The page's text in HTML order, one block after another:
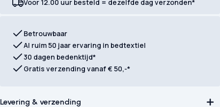
Voor 12.00 uur besteld = dezelfde dag verzonden*
Betrouwbaar
Al ruim 50 jaar ervaring in bedtextiel
30 dagen bedenktijd*
Gratis verzending vanaf € 50,-*
Levering & verzending